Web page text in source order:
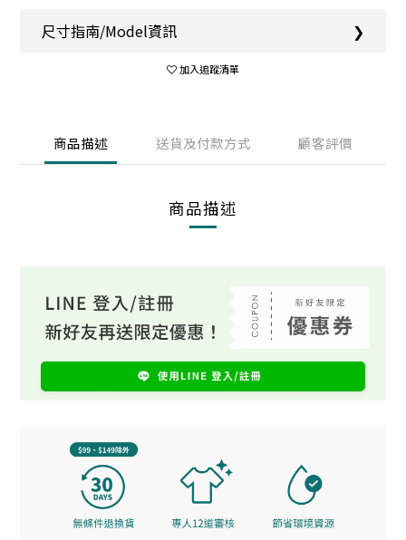
尺寸指南/Model資訊 ❯
加入追蹤清單
商品描述 送貨及付款方式 顧客評價
商品描述